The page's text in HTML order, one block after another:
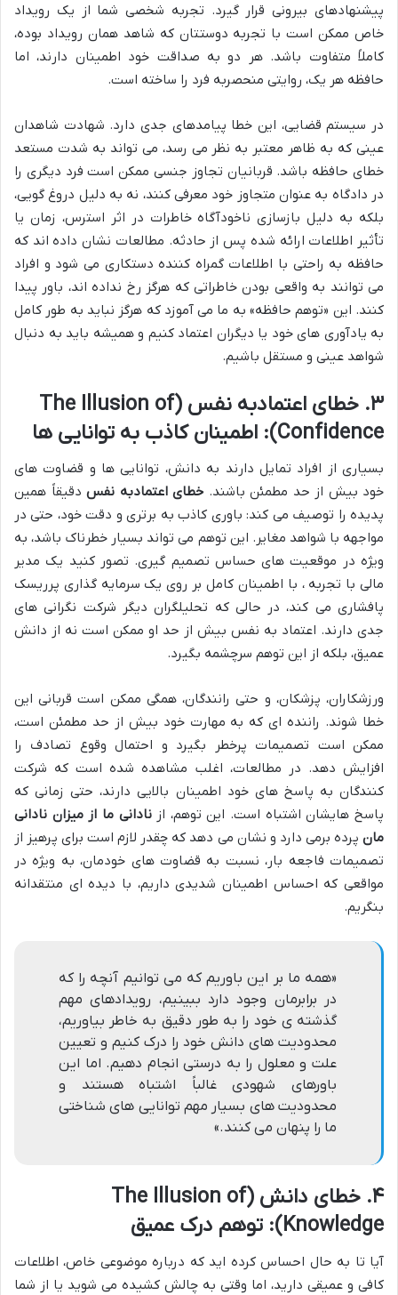
پیشنهادهای بیرونی قرار گیرد. تجربه شخصی شما از یک رویداد
خاص ممکن است با تجربه دوستتان که شاهد همان رویداد بوده،
کاملاً متفاوت باشد. هر دو به صداقت خود اطمینان دارند، اما
حافظه هر یک، روایتی منحصربه فرد را ساخته است.
در سیستم قضایی، این خطا پیامدهای جدی دارد. شهادت شاهدان
عینی که به ظاهر معتبر به نظر می رسد، می تواند به شدت مستعد
خطای حافظه باشد. قربانیان تجاوز جنسی ممکن است فرد دیگری را
در دادگاه به عنوان متجاوز خود معرفی کنند، نه به دلیل دروغ گویی،
بلکه به دلیل بازسازی ناخودآگاه خاطرات در اثر استرس، زمان یا
تأثیر اطلاعات ارائه شده پس از حادثه. مطالعات نشان داده اند که
حافظه به راحتی با اطلاعات گمراه کننده دستکاری می شود و افراد
می توانند به واقعی بودن خاطراتی که هرگز رخ نداده اند، باور پیدا
کنند. این «توهم حافظه» به ما می آموزد که هرگز نباید به طور کامل
به یادآوری های خود یا دیگران اعتماد کنیم و همیشه باید به دنبال
شواهد عینی و مستقل باشیم.
۳. خطای اعتمادبه نفس (The Illusion of
Confidence): اطمینان کاذب به توانایی ها
بسیاری از افراد تمایل دارند به دانش، توانایی ها و قضاوت های
خود بیش از حد مطمئن باشند. خطای اعتمادبه نفس دقیقاً همین
پدیده را توصیف می کند: باوری کاذب به برتری و دقت خود، حتی در
مواجهه با شواهد مغایر. این توهم می تواند بسیار خطرناک باشد، به
ویژه در موقعیت های حساس تصمیم گیری. تصور کنید یک مدیر
مالی با تجربه ، با اطمینان کامل بر روی یک سرمایه گذاری پرریسک
پافشاری می کند، در حالی که تحلیلگران دیگر شرکت نگرانی های
جدی دارند. اعتماد به نفس بیش از حد او ممکن است نه از دانش
عمیق، بلکه از این توهم سرچشمه بگیرد.
ورزشکاران، پزشکان، و حتی رانندگان، همگی ممکن است قربانی این
خطا شوند. راننده ای که به مهارت خود بیش از حد مطمئن است،
ممکن است تصمیمات پرخطر بگیرد و احتمال وقوع تصادف را
افزایش دهد. در مطالعات، اغلب مشاهده شده است که شرکت
کنندگان به پاسخ های خود اطمینان بالایی دارند، حتی زمانی که
پاسخ هایشان اشتباه است. این توهم، ازنادانی ما از میزان نادانی
مان پرده برمی دارد و نشان می دهد که چقدر لازم است برای پرهیز از
تصمیمات فاجعه بار، نسبت به قضاوت های خودمان، به ویژه در
مواقعی که احساس اطمینان شدیدی داریم، با دیده ای منتقدانه
بنگریم.
«همه ما بر این باوریم که می توانیم آنچه را که
در برابرمان وجود دارد ببینیم، رویدادهای مهم
گذشته ی خود را به طور دقیق به خاطر بیاوریم،
محدودیت های دانش خود را درک کنیم و تعیین
علت و معلول را به درستی انجام دهیم. اما این
باورهای شهودی غالباً اشتباه هستند و
محدودیت های بسیار مهم توانایی های شناختی
ما را پنهان می کنند.»
۴. خطای دانش (The Illusion of
Knowledge): توهم درک عمیق
آیا تا به حال احساس کرده اید که درباره موضوعی خاص، اطلاعات
کافی و عمیقی دارید، اما وقتی به چالش کشیده می شوید یا از شما